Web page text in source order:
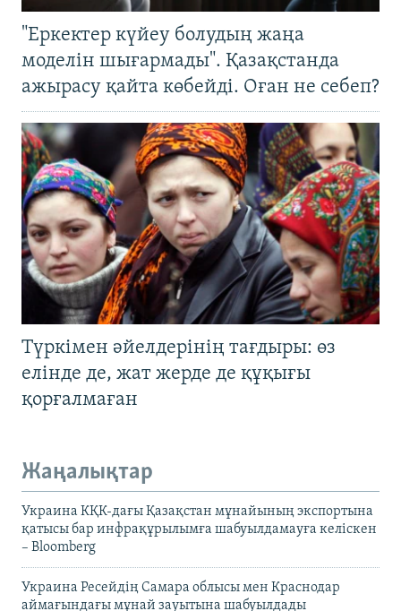
"Еркектер күйеу болудың жаңа
моделін шығармады". Қазақстанда
ажырасу қайта көбейді. Оған не себеп?
Түркімен әйелдерінің тағдыры: өз
елінде де, жат жерде де құқығы
қорғалмаған
Жаңалықтар
Украина КҚК-дағы Қазақстан мұнайының экспортына
қатысы бар инфрақұрылымға шабуылдамауға келіскен
– Bloomberg
Украина Ресейдің Самара облысы мен Краснодар
аймағындағы мұнай зауытына шабуылдады